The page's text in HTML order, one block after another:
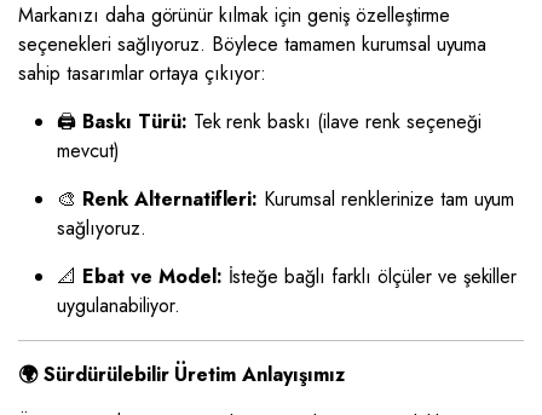
Markanızı daha görünür kılmak için geniş özelleştirme
seçenekleri sağlıyoruz. Böylece tamamen kurumsal uyuma
sahip tasarımlar ortaya çıkıyor:
🖨️ Baskı Türü: Tek renk baskı (ilave renk seçeneği
mevcut)
🎨 Renk Alternatifleri: Kurumsal renklerinize tam uyum
sağlıyoruz.
📐 Ebat ve Model: İsteğe bağlı farklı ölçüler ve şekiller
uygulanabiliyor.
🌍 Sürdürülebilir Üretim Anlayışımız